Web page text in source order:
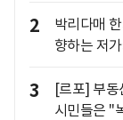
2
박리다매
향하는 저가
3
[르포] 부
시민들은 "